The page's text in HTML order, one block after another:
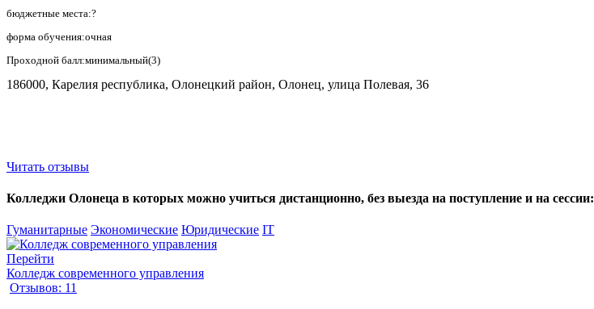
бюджетные места:?
форма обучения:очная
Проходной балл:минимальный(3)
186000, Карелия республика, Олонецкий район, Олонец, улица Полевая, 36
Читать отзывы
Колледжи Олонеца в которых можно учиться дистанционно, без выезда на поступление и на сессии:
Гуманитарные Экономические Юридические IT
Перейти
Колледж современного управления
Отзывов: 11